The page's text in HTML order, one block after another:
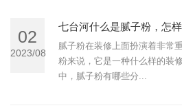
02
2023/08
七台河什么是腻子粉，怎
腻子粉在装修上面扮演着非常
粉来说，它是一种什么样的装
中，腻子粉有哪些分...